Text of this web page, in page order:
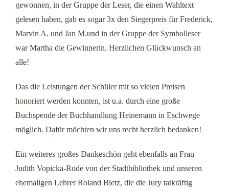
gewonnen, in der Gruppe der Leser, die einen Wahltext
gelesen haben, gab es sogar 3x den Siegerpreis für Frederick,
Marvin A. und Jan M.und in der Gruppe der Symbolleser
war Martha die Gewinnerin. Herzlichen Glückwunsch an
alle!
Das die Leistungen der Schüler mit so vielen Preisen
honoriert werden konnten, ist u.a. durch eine große
Buchspende der Buchhandlung Heinemann in Eschwege
möglich. Dafür möchten wir uns recht herzlich bedanken!
Ein weiteres großes Dankeschön geht ebenfalls an Frau
Judith Vopicka-Rode von der Stadtbibliothek und unseren
ehemaligen Lehrer Roland Bietz, die die Jury tatkräftig